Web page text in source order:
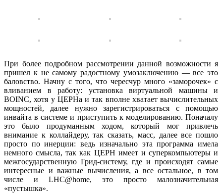
При более подробном рассмотрении данной возможности я
пришел к не самому радостному умозаключению — все это
баловство. Начну с того, что чересчур много «заморочек» с
вливанием в работу: установка виртуальной машины и
BOINC, хотя у ЦЕРНа и так вполне хватает вычислительных
мощностей, далее нужно зарегистрироваться с помощью
инвайта в системе и приступить к моделированию. Поначалу
это было продуманным ходом, который мог привлечь
внимание к коллайдеру, так сказать, масс, далее все пошло
просто по инерции: ведь изначально эта программа имела
немного смысла, так как ЦЕРН имеет и суперкомпьютеры и
межгосударственную Грид-систему, где и происходят самые
интересные и важные вычисления, а все остальное, в том
числе и LHC@home, это просто малозначительная
«пустышка».